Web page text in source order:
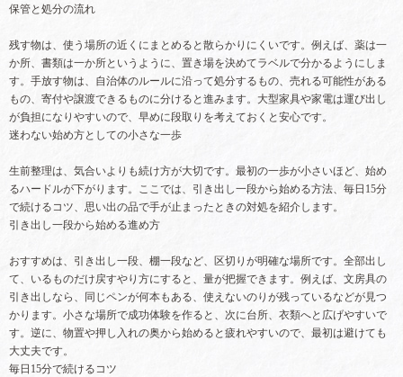
保管と処分の流れ
残す物は、使う場所の近くにまとめると散らかりにくいです。例えば、薬は一
か所、書類は一か所というように、置き場を決めてラベルで分かるようにしま
す。手放す物は、自治体のルールに沿って処分するもの、売れる可能性がある
もの、寄付や譲渡できるものに分けると進みます。大型家具や家電は運び出し
が負担になりやすいので、早めに段取りを考えておくと安心です。
迷わない始め方としての小さな一歩
生前整理は、気合いよりも続け方が大切です。最初の一歩が小さいほど、始め
るハードルが下がります。ここでは、引き出し一段から始める方法、毎日15分
で続けるコツ、思い出の品で手が止まったときの対処を紹介します。
引き出し一段から始める進め方
おすすめは、引き出し一段、棚一段など、区切りが明確な場所です。全部出し
て、いるものだけ戻すやり方にすると、量が把握できます。例えば、文房具の
引き出しなら、同じペンが何本もある、使えないのりが残っているなどが見つ
かります。小さな場所で成功体験を作ると、次に台所、衣類へと広げやすいで
す。逆に、物置や押し入れの奥から始めると疲れやすいので、最初は避けても
大丈夫です。
毎日15分で続けるコツ